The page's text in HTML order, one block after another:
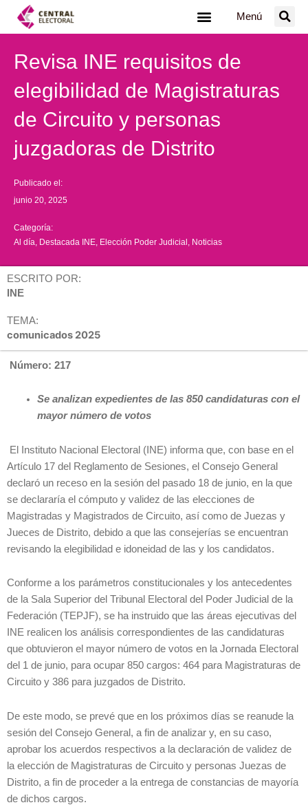
Menú
Revisa INE requisitos de
elegibilidad de Magistraturas
de Circuito y personas
juzgadoras de Distrito
Publicado el:
junio 20, 2025
Categoría:
Al día Destacada INE Elección Poder Judicial Noticias
ESCRITO POR:
INE
TEMA:
comunicados 2025
Número: 217
Se analizan expedientes de las 850 candidaturas con el
mayor número de votos
El Instituto Nacional Electoral (INE) informa que, con base en el
Artículo 17 del Reglamento de Sesiones, el Consejo General
declaró un receso en la sesión del pasado 18 de junio, en la que
se declararía el cómputo y validez de las elecciones de
Magistradas y Magistrados de Circuito, así como de Juezas y
Jueces de Distrito, debido a que las consejerías se encuentran
revisando la elegibilidad e idoneidad de las y los candidatos.
Conforme a los parámetros constitucionales y los antecedentes
de la Sala Superior del Tribunal Electoral del Poder Judicial de la
Federación (TEPJF), se ha instruido que las áreas ejecutivas del
INE realicen los análisis correspondientes de las candidaturas
que obtuvieron el mayor número de votos en la Jornada Electoral
del 1 de junio, para ocupar 850 cargos: 464 para Magistraturas de
Circuito y 386 para juzgados de Distrito.
De este modo, se prevé que en los próximos días se reanude la
sesión del Consejo General, a fin de analizar y, en su caso,
aprobar los acuerdos respectivos a la declaración de validez de
la elección de Magistraturas de Circuito y personas Juezas de
Distrito, a fin de proceder a la entrega de constancias de mayoría
de dichos cargos.